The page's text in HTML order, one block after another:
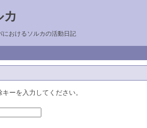
カ
おけるソルカの活動日記
ーを入力してください。